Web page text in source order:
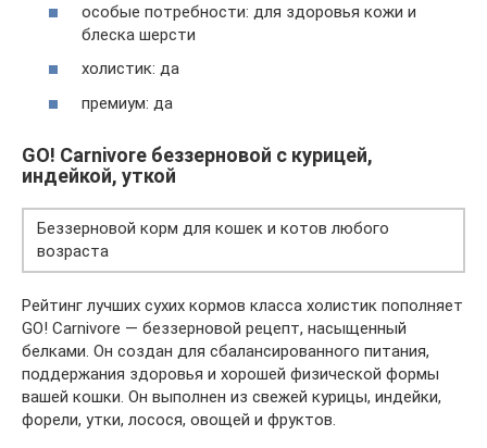
особые потребности: для здоровья кожи и
блеска шерсти
холистик: да
премиум: да
GO! Carnivore беззерновой с курицей,
индейкой, уткой
Беззерновой корм для кошек и котов любого
возраста
Рейтинг лучших сухих кормов класса холистик пополняет
GO! Carnivore — беззерновой рецепт, насыщенный
белками. Он создан для сбалансированного питания,
поддержания здоровья и хорошей физической формы
вашей кошки. Он выполнен из свежей курицы, индейки,
форели, утки, лосося, овощей и фруктов.